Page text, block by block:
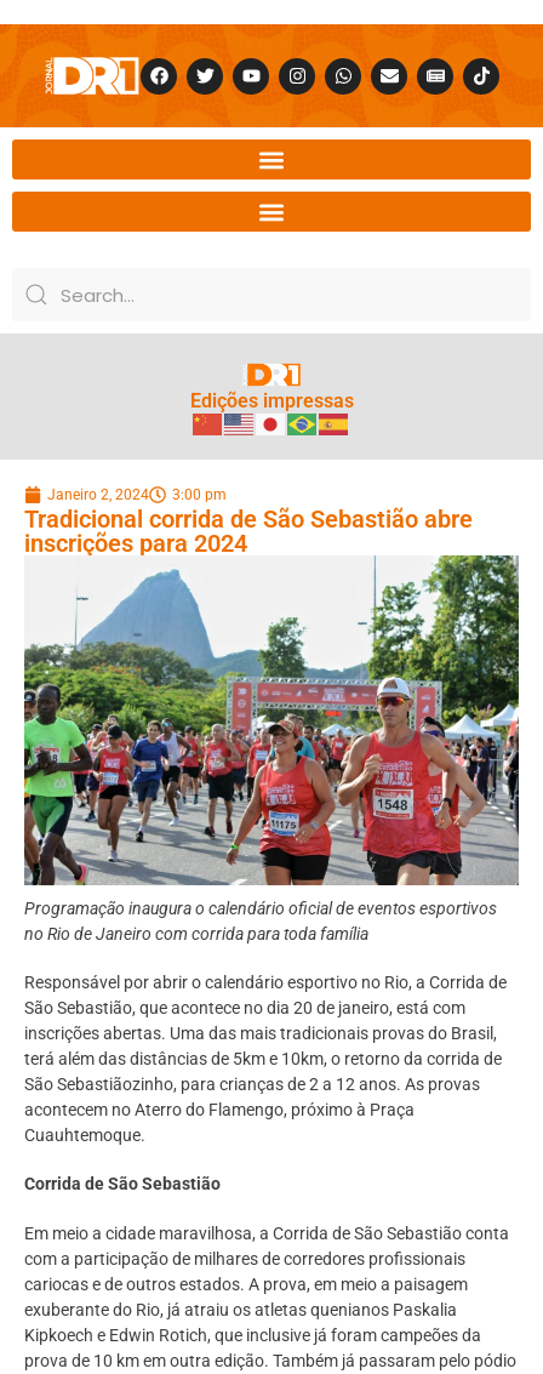
Edições impressas
Janeiro 2, 2024 3:00 pm
Tradicional corrida de São Sebastião abre
inscrições para 2024
Programação inaugura o calendário oficial de eventos esportivos
no Rio de Janeiro com corrida para toda família
Responsável por abrir o calendário esportivo no Rio, a Corrida de
São Sebastião, que acontece no dia 20 de janeiro, está com
inscrições abertas. Uma das mais tradicionais provas do Brasil,
terá além das distâncias de 5km e 10km, o retorno da corrida de
São Sebastiãozinho, para crianças de 2 a 12 anos. As provas
acontecem no Aterro do Flamengo, próximo à Praça
Cuauhtemoque.
Corrida de São Sebastião
Em meio a cidade maravilhosa, a Corrida de São Sebastião conta
com a participação de milhares de corredores profissionais
cariocas e de outros estados. A prova, em meio a paisagem
exuberante do Rio, já atraiu os atletas quenianos Paskalia
Kipkoech e Edwin Rotich, que inclusive já foram campeões da
prova de 10 km em outra edição. Também já passaram pelo pódio